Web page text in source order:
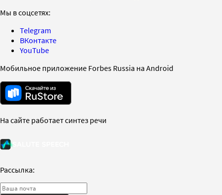
Мы в соцсетях:
Telegram
ВКонтакте
YouTube
Мобильное приложение Forbes Russia на Android
На сайте работает синтез речи
Рассылка: